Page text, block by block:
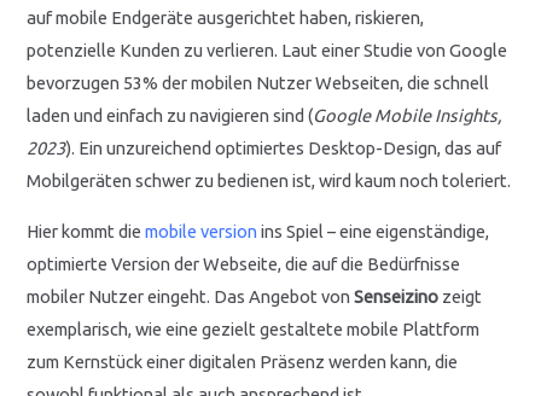
auf mobile Endgeräte ausgerichtet haben, riskieren,
potenzielle Kunden zu verlieren. Laut einer Studie von Google
bevorzugen 53% der mobilen Nutzer Webseiten, die schnell
laden und einfach zu navigieren sind (Google Mobile Insights,
2023). Ein unzureichend optimiertes Desktop-Design, das auf
Mobilgeräten schwer zu bedienen ist, wird kaum noch toleriert.
Hier kommt diemobile version ins Spiel – eine eigenständige,
optimierte Version der Webseite, die auf die Bedürfnisse
mobiler Nutzer eingeht. Das Angebot vonSenseizino zeigt
exemplarisch, wie eine gezielt gestaltete mobile Plattform
zum Kernstück einer digitalen Präsenz werden kann, die